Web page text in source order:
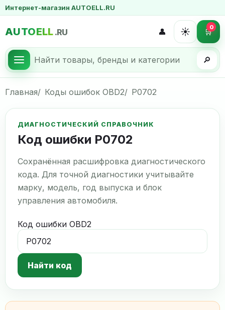
Интернет-магазин AUTOELL.RU
AUTOELL .RU
🔎
👤 ☀️ 🛒0
Главная Коды ошибок OBD2 P0702
ДИАГНОСТИЧЕСКИЙ СПРАВОЧНИК
Код ошибки P0702
Сохранённая расшифровка диагностического
кода. Для точной диагностики учитывайте
марку, модель, год выпуска и блок
управления автомобиля.
Код ошибки OBD2
Найти код